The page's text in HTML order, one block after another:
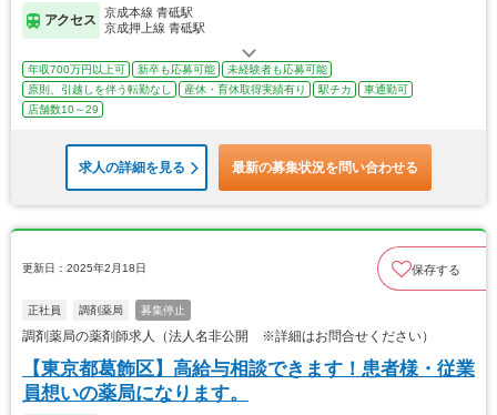
アクセス
京成本線 青砥駅
京成押上線 青砥駅
年収700万円以上可 新卒も応募可能
未経験者も応募可能
原則、引越しを伴う転勤なし
産休・育休取得実績有り 駅チカ
車通勤可
店舗数10～29
求人の詳細を見る 最新の募集状況を問い合わせる
更新日：2025年2月18日 保存する
正社員 調剤薬局 募集停止
調剤薬局の薬剤師求人（法人名非公開 ※詳細はお問合せください）
【東京都葛飾区】高給与相談できます！患者様・従業
員想いの薬局になります。